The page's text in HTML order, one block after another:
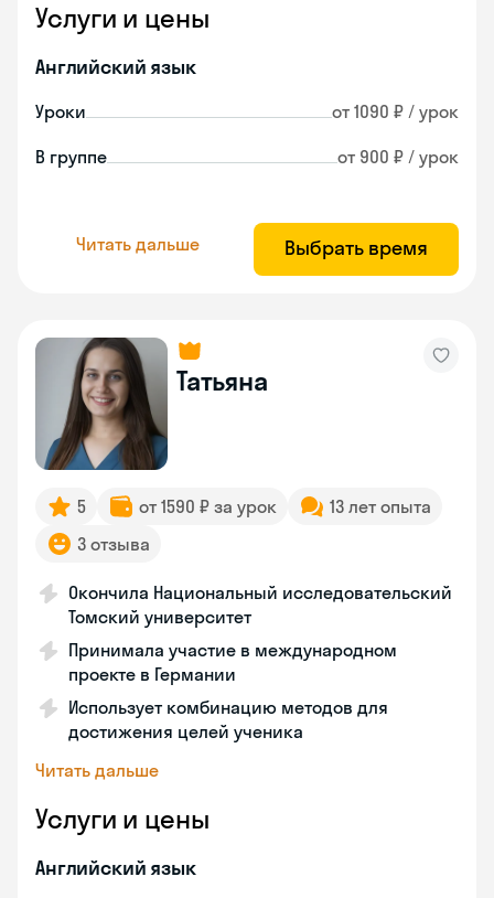
Услуги и цены
Английский язык
Уроки от 1090 ₽ / урок
В группе от 900 ₽ / урок
Читать дальше Выбрать время
Татьяна
5 от 1590 ₽ за урок
13 лет опыта
3 отзыва
Окончила Национальный исследовательский
Томский университет
Принимала участие в международном
проекте в Германии
Использует комбинацию методов для
достижения целей ученика
Читать дальше
Услуги и цены
Английский язык